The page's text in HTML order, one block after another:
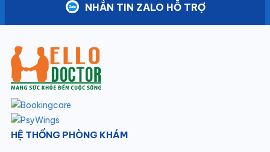
NHẮN TIN ZALO HỖ TRỢ
HỆ THỐNG PHÒNG KHÁM